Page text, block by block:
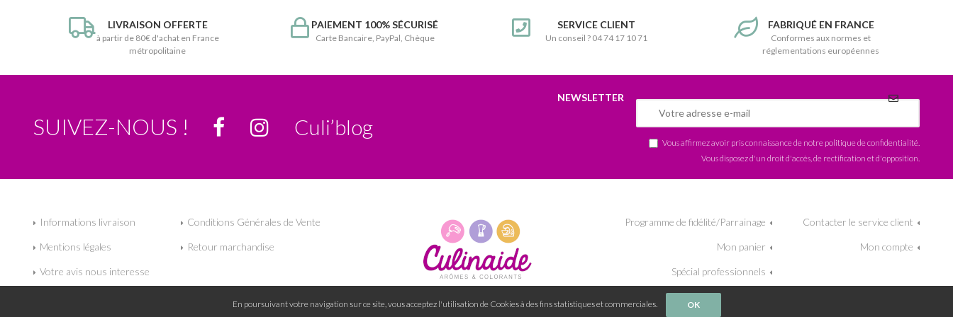
LIVRAISON OFFERTE
à partir de 80€ d'achat en France
métropolitaine
PAIEMENT 100% SÉCURISÉ
Carte Bancaire, PayPal, Chèque
SERVICE CLIENT
Un conseil ? 04 74 17 10 71
FABRIQUÉ EN FRANCE
Conformes aux normes et
réglementations européennes
SUIVEZ-NOUS ! Culi’blog
NEWSLETTER
Vous affirmez avoir pris connaissance de notre politique de confidentialité
Vous disposez d'un droit d'accès, de rectification et d'opposition.
Informations livraison Conditions Générales de Vente
Mentions légales Retour marchandise
Votre avis nous interesse
Programme de fidélité/Parrainage Contacter le service client
Mon panier Mon compte
Spécial professionnels
En poursuivant votre navigation sur ce site, vous acceptez l'utilisation de Cookies à des fins statistiques et commerciales. OK